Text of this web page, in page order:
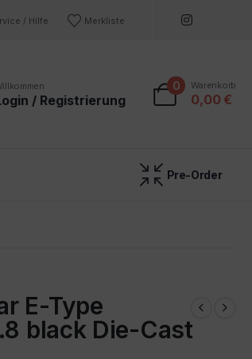
/ Hilfe Merkliste
/ Registrierung
0 Warenkorb
0,00 €
Pre-Order
E-Type
black Die-Cast